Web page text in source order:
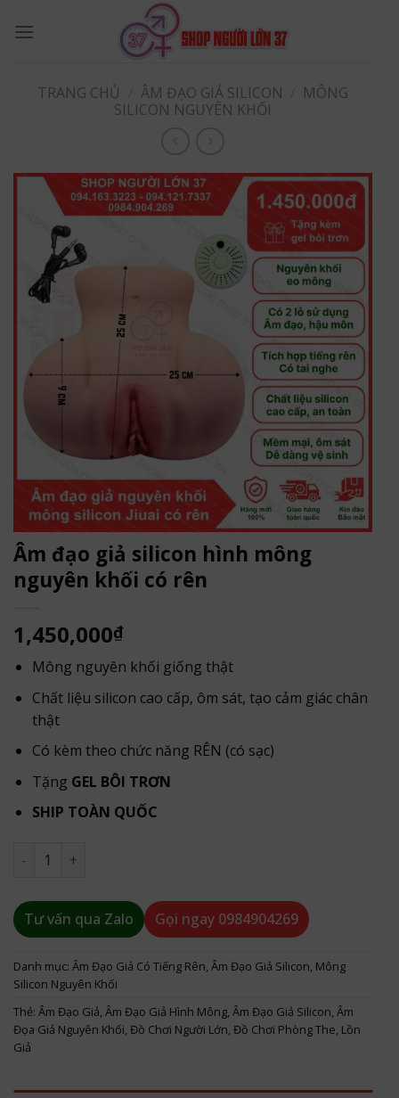
TRANG CHỦ
ÂM ĐẠO GIẢ SILICON
MÔNG
SILICON NGUYÊN KHỐI
Âm đạo giả silicon hình mông
nguyên khối có rên
1,450,000₫
Mông nguyên khối giống thật
Chất liệu silicon cao cấp, ôm sát, tạo cảm giác chân
thật
Có kèm theo chức năng RÊN (có sạc)
Tặng GEL BÔI TRƠN
SHIP TOÀN QUỐC
Âm đạo giả silicon hình mông nguyên khối có rên số lượng
Tư vấn qua Zalo Gọi ngay 0984904269
Danh mục: Âm Đạo Giả Có Tiếng Rên, Âm Đạo Giả Silicon, Mông
Silicon Nguyên Khối
Thẻ: Âm Đạo Giả, Âm Đạo Giả Hình Mông, Âm Đạo Giả Silicon, Âm
Đọa Giả Nguyên Khối, Đồ Chơi Người Lớn, Đồ Chơi Phòng The, Lồn
Giả